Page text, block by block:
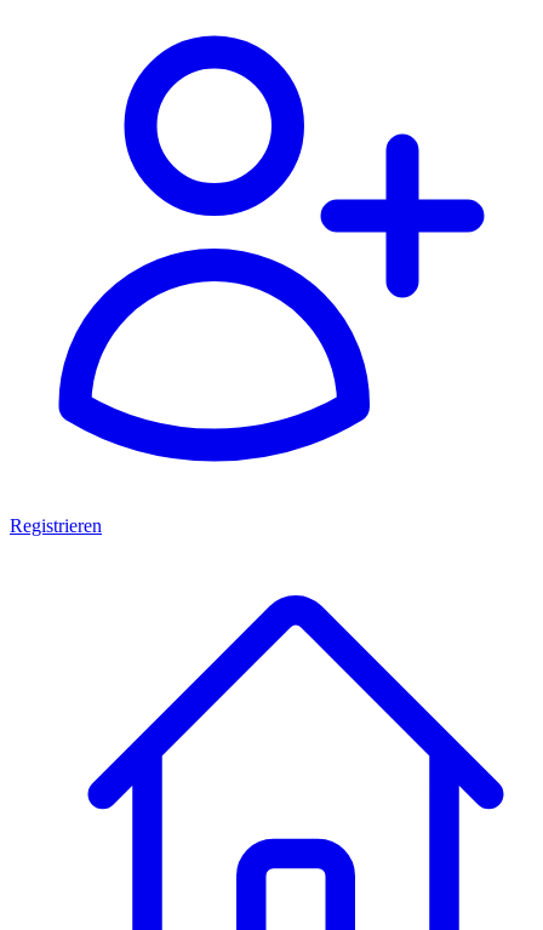
Registrieren